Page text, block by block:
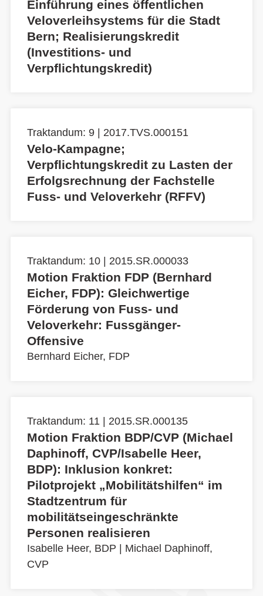
Einführung eines öffentlichen
Veloverleihsystems für die Stadt
Bern; Realisierungskredit
(Investitions- und
Verpflichtungskredit)
Traktandum: 9 | 2017.TVS.000151
Velo-Kampagne;
Verpflichtungskredit zu Lasten der
Erfolgsrechnung der Fachstelle
Fuss- und Veloverkehr (RFFV)
Traktandum: 10 | 2015.SR.000033
Motion Fraktion FDP (Bernhard
Eicher, FDP): Gleichwertige
Förderung von Fuss- und
Veloverkehr: Fussgänger-
Offensive
Bernhard Eicher, FDP
Traktandum: 11 | 2015.SR.000135
Motion Fraktion BDP/CVP (Michael
Daphinoff, CVP/Isabelle Heer,
BDP): Inklusion konkret:
Pilotprojekt „Mobilitätshilfen“ im
Stadtzentrum für
mobilitätseingeschränkte
Personen realisieren
Isabelle Heer, BDP
Michael Daphinoff,
CVP